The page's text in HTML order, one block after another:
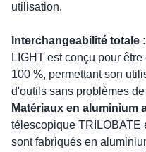
utilisation.
Interchangeabilité totale :
LIGHT est conçu pour
100 %, permettant son
d'outils sans problèmes
Matériaux en aluminium
télescopique TRILOBATE
sont fabriqués en